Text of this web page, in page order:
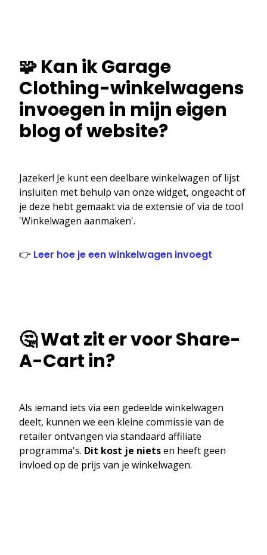
🧩 Kan ik Garage
Clothing-winkelwagens
invoegen in mijn eigen
blog of website?
Jazeker! Je kunt een deelbare winkelwagen of lijst
insluiten met behulp van onze widget, ongeacht of
je deze hebt gemaakt via de extensie of via de tool
'Winkelwagen aanmaken'.
👉 Leer hoe je een winkelwagen invoegt
🤔 Wat zit er voor Share-
A-Cart in?
Als iemand iets via een gedeelde winkelwagen
deelt, kunnen we een kleine commissie van de
retailer ontvangen via standaard affiliate
programma's. Dit kost je nietsen heeft geen
invloed op de prijs van je winkelwagen.